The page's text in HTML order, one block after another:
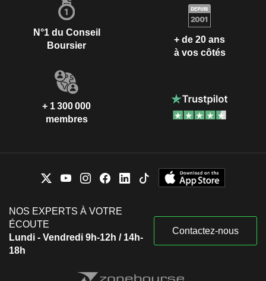
N°1 du Conseil
Boursier
+ de 20 ans
à vos côtés
+ 1 300 000
membres
NOS EXPERTS À VOTRE
ÉCOUTE
Lundi - Vendredi 9h-12h / 14h-
18h
Contactez-nous